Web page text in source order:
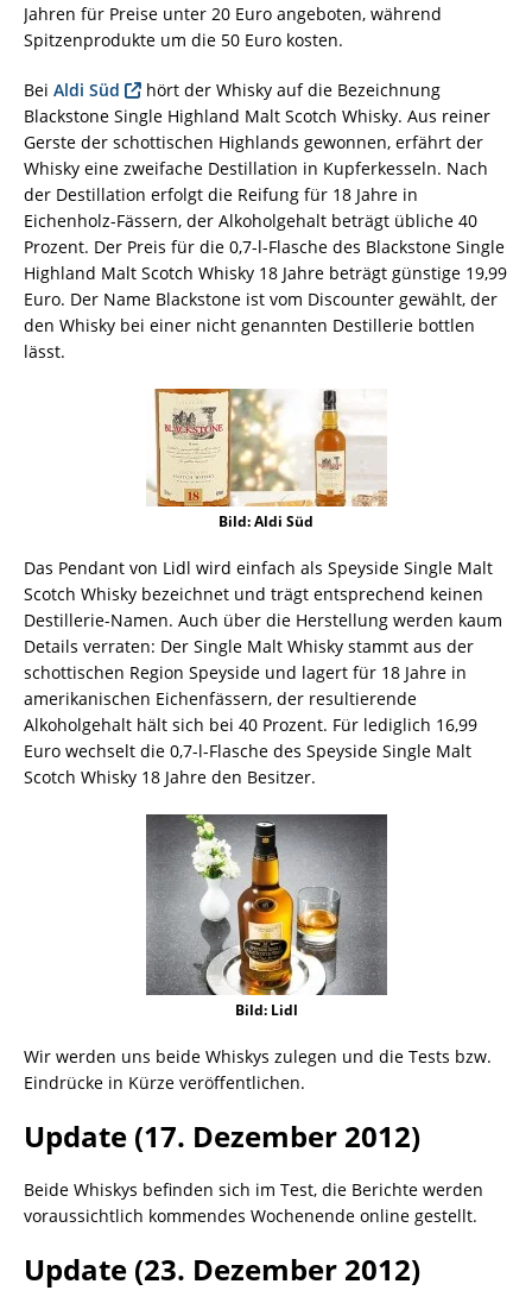
Jahren für Preise unter 20 Euro angeboten, während
Spitzenprodukte um die 50 Euro kosten.
Bei Aldi Süd
hört der Whisky auf die Bezeichnung
Blackstone Single Highland Malt Scotch Whisky. Aus reiner
Gerste der schottischen Highlands gewonnen, erfährt der
Whisky eine zweifache Destillation in Kupferkesseln. Nach
der Destillation erfolgt die Reifung für 18 Jahre in
Eichenholz-Fässern, der Alkoholgehalt beträgt übliche 40
Prozent. Der Preis für die 0,7-l-Flasche des Blackstone Single
Highland Malt Scotch Whisky 18 Jahre beträgt günstige 19,99
Euro. Der Name Blackstone ist vom Discounter gewählt, der
den Whisky bei einer nicht genannten Destillerie bottlen
lässt.
Bild: Aldi Süd
Das Pendant von Lidl wird einfach als Speyside Single Malt
Scotch Whisky bezeichnet und trägt entsprechend keinen
Destillerie-Namen. Auch über die Herstellung werden kaum
Details verraten: Der Single Malt Whisky stammt aus der
schottischen Region Speyside und lagert für 18 Jahre in
amerikanischen Eichenfässern, der resultierende
Alkoholgehalt hält sich bei 40 Prozent. Für lediglich 16,99
Euro wechselt die 0,7-l-Flasche des Speyside Single Malt
Scotch Whisky 18 Jahre den Besitzer.
Bild: Lidl
Wir werden uns beide Whiskys zulegen und die Tests bzw.
Eindrücke in Kürze veröffentlichen.
Update (17. Dezember 2012)
Beide Whiskys befinden sich im Test, die Berichte werden
voraussichtlich kommendes Wochenende online gestellt.
Update (23. Dezember 2012)